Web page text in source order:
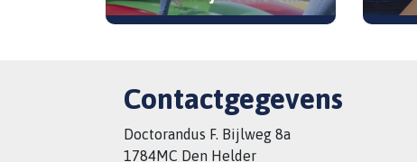
Contactgegevens
Doctorandus F. Bijlweg 8a
1784MC Den Helder